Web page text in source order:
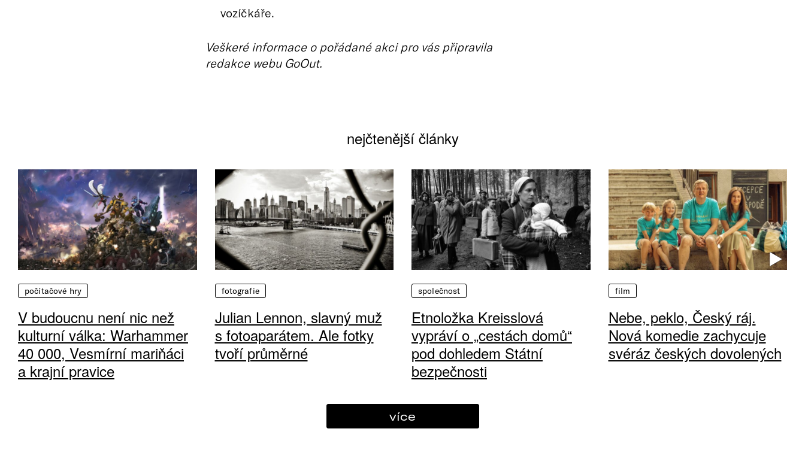
vozíčkáře.
Veškeré informace o pořádané akci pro vás připravila
redakce webu GoOut.
nejčtenější články
počítačové hry
V budoucnu není nic než
kulturní válka: Warhammer
40 000, Vesmírní mariňáci
a krajní pravice
fotografie
Julian Lennon, slavný muž
s fotoaparátem. Ale fotky
tvoří průměrné
společnost
Etnoložka Kreisslová
vypráví o „cestách domů“
pod dohledem Státní
bezpečnosti
film
Nebe, peklo, Český ráj.
Nová komedie zachycuje
svéráz českých dovolených
více